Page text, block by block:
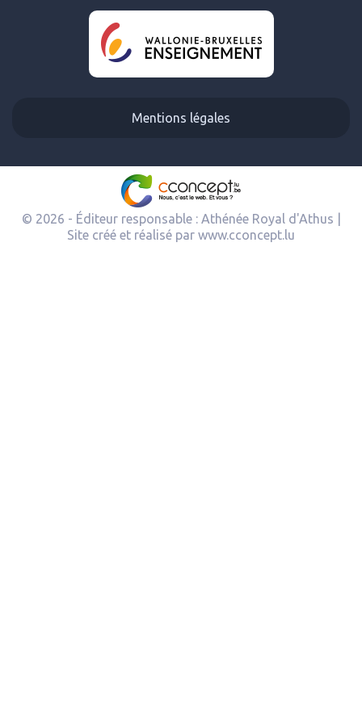
Mentions légales
© 2026 - Éditeur responsable : Athénée Royal d'Athus |
Site créé et réalisé par www.cconcept.lu